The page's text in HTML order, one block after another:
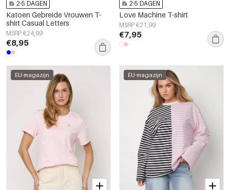
2-5 DAGEN
Katoen Gebreide Vrouwen T-
shirt Casual Letters
MSRP €24,99
€8,95
2-5 DAGEN
Love Machine T-shirt
MSRP €21,99
€7,95
EU-magazijn EU-magazijn